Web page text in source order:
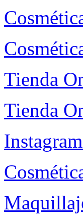
Tienda
Tienda